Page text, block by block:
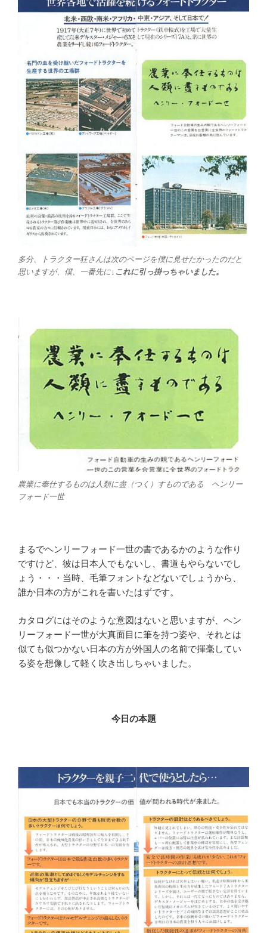
多分、トラクター狂さんは次のページを僕に見せたかったのだと
思いますが、僕、一番先に ↓これに引っ掛っちゃいました。
農業に奉仕するものは人類に盡（つく）すものである ヘンリー
フォード一世
まるでヘンリーフォード一世の書であるかのような作り
ですけど、彼は日本人でもないし、書道もやらないでし
ょう・・・当時、毛筆フォントなどないでしょうから、
誰か日本の方がこれを書いたはずです。
カタログにはそのような意図はないと思いますが、ヘン
リーフォード一世が大真面目に筆を持つ姿や、それとは
似ても似つかない日本の方が外国人の名前で揮毫してい
る姿を想像して軽く吹き出しちゃいました。
今日の本題